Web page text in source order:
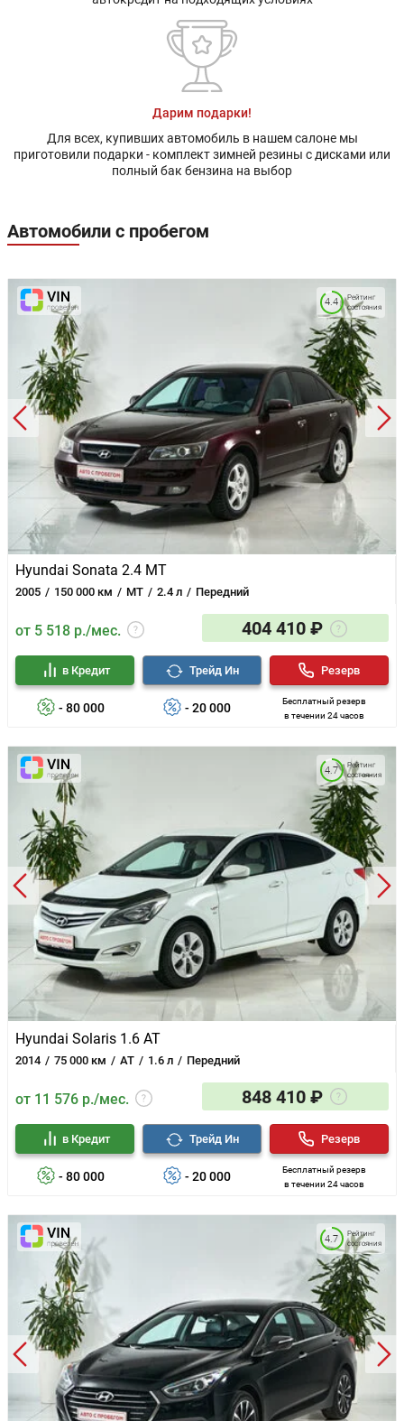
Дарим подарки!
Для всех, купивших автомобиль в нашем салоне мы
приготовили подарки - комплект зимней резины с дисками или
полный бак бензина на выбор
Автомобили с пробегом
Hyundai Sonata 2.4 MT
2005 150 000 км MT 2.4 л Передний
Рейтинг
состояния
4.4
от 5 518 р./мес. 404 410 ₽
- 80 000
в Кредит
- 20 000
Трейд Ин
Бесплатный резерв
в течении 24 часов
Резерв
Hyundai Solaris 1.6 AT
2014 75 000 км AT 1.6 л Передний
Рейтинг
состояния
4.7
от 11 576 р./мес. 848 410 ₽
- 80 000
в Кредит
- 20 000
Трейд Ин
Бесплатный резерв
в течении 24 часов
Резерв
Рейтинг
состояния
4.7